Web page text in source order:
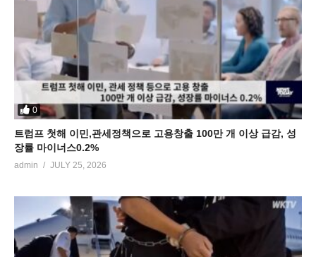
0
트럼프 첫해 이민,관세정책으로 고용창출 100만 개 이상 급감, 성
장률 마이너스0.2%
admin JULY 25, 2026